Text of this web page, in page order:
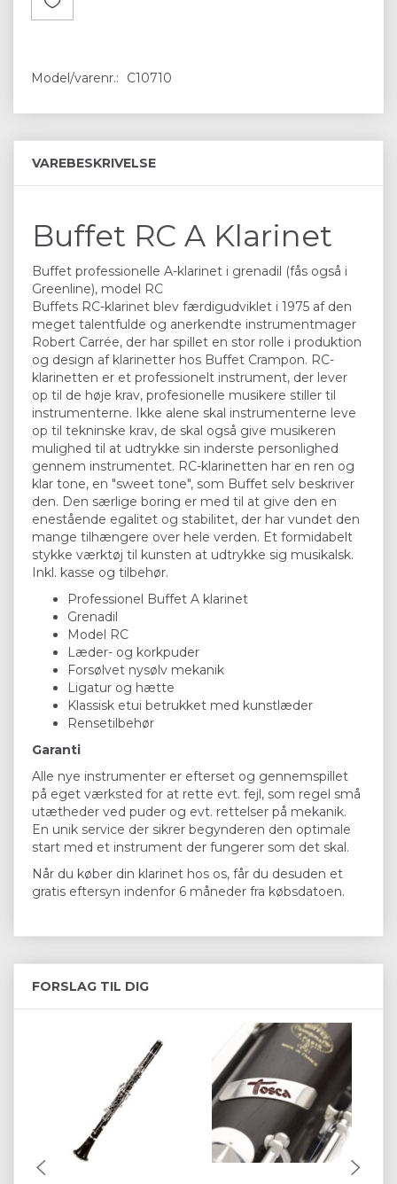
Model/varenr.: C10710
VAREBESKRIVELSE
Buffet RC A Klarinet
Buffet professionelle A-klarinet i grenadil (fås også i
Greenline), model RC
Buffets RC-klarinet blev færdigudviklet i 1975 af den
meget talentfulde og anerkendte instrumentmager
Robert Carrée, der har spillet en stor rolle i produktion
og design af klarinetter hos Buffet Crampon. RC-
klarinetten er et professionelt instrument, der lever
op til de høje krav, profesionelle musikere stiller til
instrumenterne. Ikke alene skal instrumenterne leve
op til tekninske krav, de skal også give musikeren
mulighed til at udtrykke sin inderste personlighed
gennem instrumentet. RC-klarinetten har en ren og
klar tone, en "sweet tone", som Buffet selv beskriver
den. Den særlige boring er med til at give den en
enestående egalitet og stabilitet, der har vundet den
mange tilhængere over hele verden. Et formidabelt
stykke værktøj til kunsten at udtrykke sig musikalsk.
Inkl. kasse og tilbehør.
Professionel Buffet A klarinet
Grenadil
Model RC
Læder- og korkpuder
Forsølvet nysølv mekanik
Ligatur og hætte
Klassisk etui betrukket med kunstlæder
Rensetilbehør
Garanti
Alle nye instrumenter er efterset og gennemspillet
på eget værksted for at rette evt. fejl, som regel små
utætheder ved puder og evt. rettelser på mekanik.
En unik service der sikrer begynderen den optimale
start med et instrument der fungerer som det skal.
Når du køber din klarinet hos os, får du desuden et
gratis eftersyn indenfor 6 måneder fra købsdatoen.
FORSLAG TIL DIG